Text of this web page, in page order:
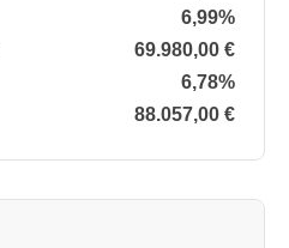
6,99%
69.980,00 €
6,78%
88.057,00 €